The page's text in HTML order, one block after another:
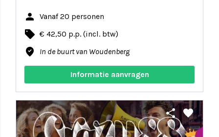
person Vanaf 20 personen
local_offer € 42,50 p.p. (incl. btw)
where_to_vote In de buurt van Woudenberg
Informatie aanvragen
share favorite